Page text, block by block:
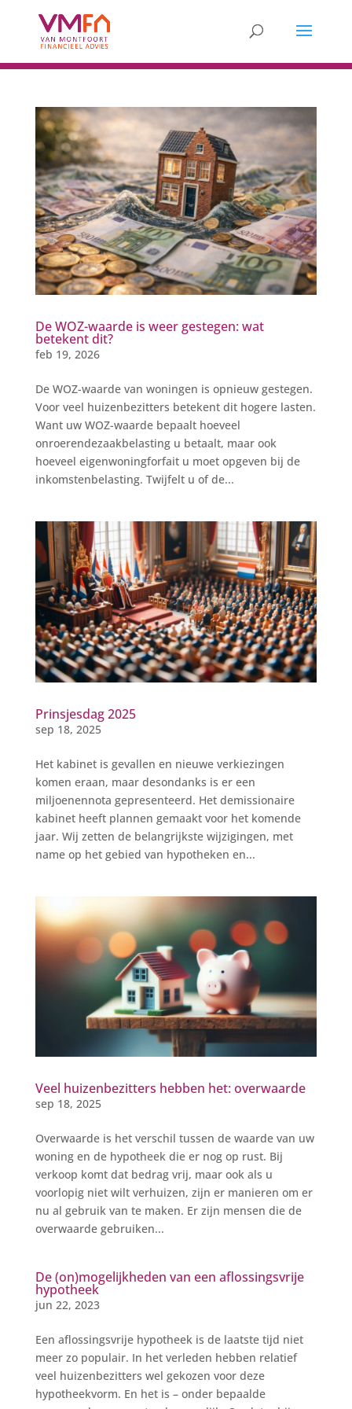
De WOZ-waarde is weer gestegen: wat
betekent dit?
feb 19, 2026
De WOZ-waarde van woningen is opnieuw gestegen.
Voor veel huizenbezitters betekent dit hogere lasten.
Want uw WOZ-waarde bepaalt hoeveel
onroerendezaakbelasting u betaalt, maar ook
hoeveel eigenwoningforfait u moet opgeven bij de
inkomstenbelasting. Twijfelt u of de...
Prinsjesdag 2025
sep 18, 2025
Het kabinet is gevallen en nieuwe verkiezingen
komen eraan, maar desondanks is er een
miljoenennota gepresenteerd. Het demissionaire
kabinet heeft plannen gemaakt voor het komende
jaar. Wij zetten de belangrijkste wijzigingen, met
name op het gebied van hypotheken en...
Veel huizenbezitters hebben het: overwaarde
sep 18, 2025
Overwaarde is het verschil tussen de waarde van uw
woning en de hypotheek die er nog op rust. Bij
verkoop komt dat bedrag vrij, maar ook als u
voorlopig niet wilt verhuizen, zijn er manieren om er
nu al gebruik van te maken. Er zijn mensen die de
overwaarde gebruiken...
De (on)mogelijkheden van een aflossingsvrije
hypotheek
jun 22, 2023
Een aflossingsvrije hypotheek is de laatste tijd niet
meer zo populair. In het verleden hebben relatief
veel huizenbezitters wel gekozen voor deze
hypotheekvorm. En het is – onder bepaalde